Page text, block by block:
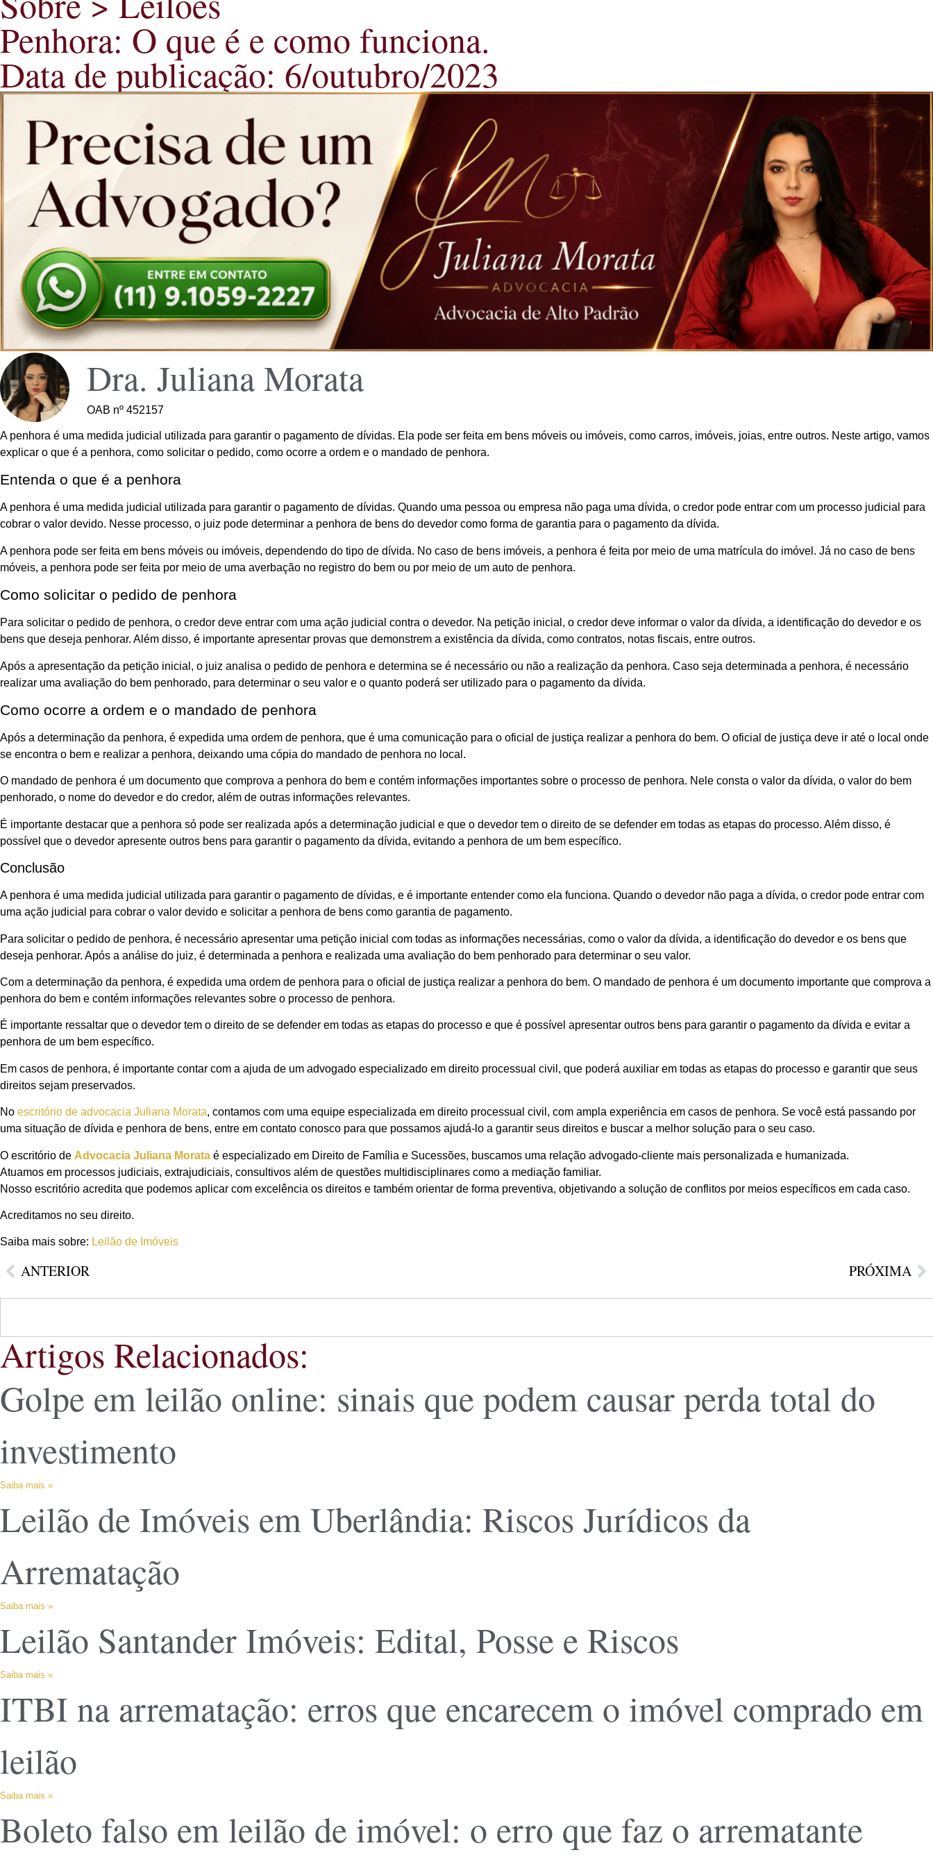
Penhora: O que é e como funciona.
Data de publicação: 6/outubro/2023
Dra. Juliana Morata
OAB nº 452157
A penhora é uma medida judicial utilizada para garantir o pagamento de dívidas. Ela pode ser feita em bens móveis ou imóveis, como carros, imóveis, joias, entre outros. Neste artigo, vamos
explicar o que é a penhora, como solicitar o pedido, como ocorre a ordem e o mandado de penhora.
Entenda o que é a penhora
A penhora é uma medida judicial utilizada para garantir o pagamento de dívidas. Quando uma pessoa ou empresa não paga uma dívida, o credor pode entrar com um processo judicial para
cobrar o valor devido. Nesse processo, o juiz pode determinar a penhora de bens do devedor como forma de garantia para o pagamento da dívida.
A penhora pode ser feita em bens móveis ou imóveis, dependendo do tipo de dívida. No caso de bens imóveis, a penhora é feita por meio de uma matrícula do imóvel. Já no caso de bens
móveis, a penhora pode ser feita por meio de uma averbação no registro do bem ou por meio de um auto de penhora.
Como solicitar o pedido de penhora
Para solicitar o pedido de penhora, o credor deve entrar com uma ação judicial contra o devedor. Na petição inicial, o credor deve informar o valor da dívida, a identificação do devedor e os
bens que deseja penhorar. Além disso, é importante apresentar provas que demonstrem a existência da dívida, como contratos, notas fiscais, entre outros.
Após a apresentação da petição inicial, o juiz analisa o pedido de penhora e determina se é necessário ou não a realização da penhora. Caso seja determinada a penhora, é necessário
realizar uma avaliação do bem penhorado, para determinar o seu valor e o quanto poderá ser utilizado para o pagamento da dívida.
Como ocorre a ordem e o mandado de penhora
Após a determinação da penhora, é expedida uma ordem de penhora, que é uma comunicação para o oficial de justiça realizar a penhora do bem. O oficial de justiça deve ir até o local onde
se encontra o bem e realizar a penhora, deixando uma cópia do mandado de penhora no local.
O mandado de penhora é um documento que comprova a penhora do bem e contém informações importantes sobre o processo de penhora. Nele consta o valor da dívida, o valor do bem
penhorado, o nome do devedor e do credor, além de outras informações relevantes.
É importante destacar que a penhora só pode ser realizada após a determinação judicial e que o devedor tem o direito de se defender em todas as etapas do processo. Além disso, é
possível que o devedor apresente outros bens para garantir o pagamento da dívida, evitando a penhora de um bem específico.
Conclusão
A penhora é uma medida judicial utilizada para garantir o pagamento de dívidas, e é importante entender como ela funciona. Quando o devedor não paga a dívida, o credor pode entrar com
uma ação judicial para cobrar o valor devido e solicitar a penhora de bens como garantia de pagamento.
Para solicitar o pedido de penhora, é necessário apresentar uma petição inicial com todas as informações necessárias, como o valor da dívida, a identificação do devedor e os bens que
deseja penhorar. Após a análise do juiz, é determinada a penhora e realizada uma avaliação do bem penhorado para determinar o seu valor.
Com a determinação da penhora, é expedida uma ordem de penhora para o oficial de justiça realizar a penhora do bem. O mandado de penhora é um documento importante que comprova a
penhora do bem e contém informações relevantes sobre o processo de penhora.
É importante ressaltar que o devedor tem o direito de se defender em todas as etapas do processo e que é possível apresentar outros bens para garantir o pagamento da dívida e evitar a
penhora de um bem específico.
Em casos de penhora, é importante contar com a ajuda de um advogado especializado em direito processual civil, que poderá auxiliar em todas as etapas do processo e garantir que seus
direitos sejam preservados.
No escritório de advocacia Juliana Morata, contamos com uma equipe especializada em direito processual civil, com ampla experiência em casos de penhora. Se você está passando por
uma situação de dívida e penhora de bens, entre em contato conosco para que possamos ajudá-lo a garantir seus direitos e buscar a melhor solução para o seu caso.
O escritório de Advocacia Juliana Morata é especializado em Direito de Família e Sucessões, buscamos uma relação advogado-cliente mais personalizada e humanizada.
Atuamos em processos judiciais, extrajudiciais, consultivos além de questões multidisciplinares como a mediação familiar.
Nosso escritório acredita que podemos aplicar com excelência os direitos e também orientar de forma preventiva, objetivando a solução de conflitos por meios específicos em cada caso.
Acreditamos no seu direito.
Saiba mais sobre: Leilão de Imóveis
ANTERIOR PRÓXIMA
Artigos Relacionados:
Golpe em leilão online: sinais que podem causar perda total do
investimento
Saiba mais »
Leilão de Imóveis em Uberlândia: Riscos Jurídicos da
Arrematação
Saiba mais »
Leilão Santander Imóveis: Edital, Posse e Riscos
Saiba mais »
ITBI na arrematação: erros que encarecem o imóvel comprado em
leilão
Saiba mais »
Boleto falso em leilão de imóvel: o erro que faz o arrematante